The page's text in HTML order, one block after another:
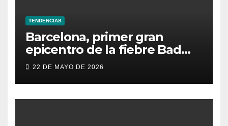
TENDENCIAS
Barcelona, primer gran
epicentro de la fiebre Bad
Bunny en España
22 DE MAYO DE 2026